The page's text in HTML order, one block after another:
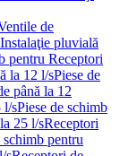
de
Instalaţie pluvială
pentru Receptori
la 12 l/sPiese de
până la 12
l/sPiese de schimb
25 l/sReceptori
schimb pentru